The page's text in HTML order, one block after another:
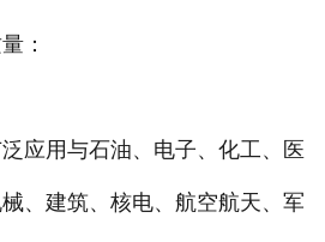
：
应用与石油、电子、化工、医
、建筑、核电、航空航天、军